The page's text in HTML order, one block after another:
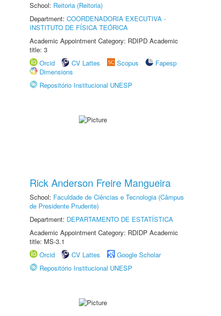
School: Reitoria (Reitoria)
Department: COORDENADORIA EXECUTIVA -
INSTITUTO DE FÍSICA TEÓRICA
Academic Appointment Category: RDIPD Academic
title: 3
Orcid
CV Lattes Scopus
Fapesp
Dimensions
Repositório Institucional UNESP
Rick Anderson Freire Mangueira
School: Faculdade de Ciências e Tecnologia (Câmpus
de Presidente Prudente)
Department: DEPARTAMENTO DE ESTATÍSTICA
Academic Appointment Category: RDIDP Academic
title: MS-3.1
Orcid
CV Lattes
Google Scholar
Repositório Institucional UNESP